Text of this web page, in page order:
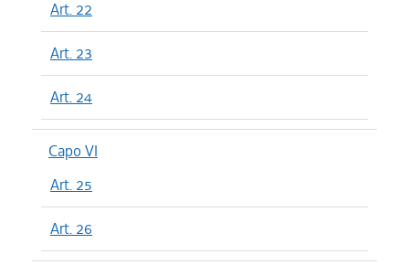
Art. 22
Art. 23
Art. 24
Capo VI
Art. 25
Art. 26